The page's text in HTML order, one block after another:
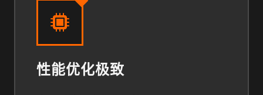
性能优化极致